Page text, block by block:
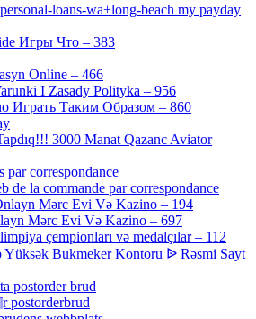
loans-wa+long-beach my payday
Игры Что – 383
Online – 466
I Zasady Polityka – 956
Играть Таким Образом – 860
3000 Manat Qazanc Aviator
par correspondance
de la commande par correspondance
Mərc Evi Və Kazino – 194
Mərc Evi Və Kazino – 697
çempionları və medalçılar – 112
Yüksək Bukmeker Kontoru ᐉ Rəsmi Sayt
postorder brud
postorderbrud